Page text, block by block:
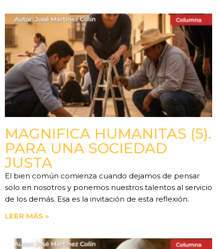
MAGNIFICA HUMANITAS (5).
PARA UNA SOCIEDAD
JUSTA
El bien común comienza cuando dejamos de pensar
solo en nosotros y ponemos nuestros talentos al servicio
de los demás. Esa es la invitación de esta reflexión.
LEER MÁS »